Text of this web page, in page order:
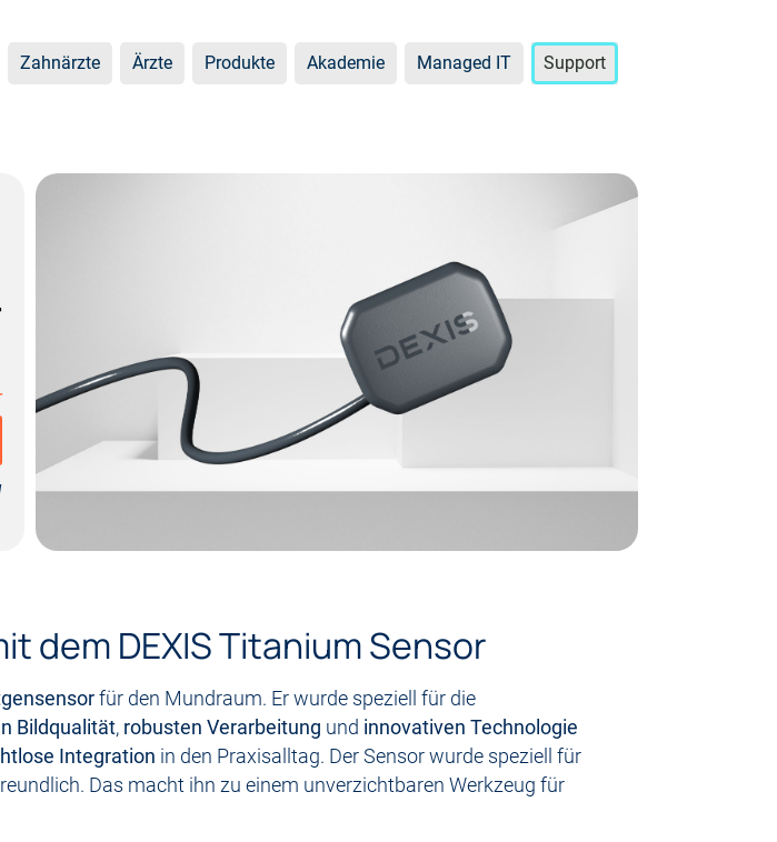
Zahnärzte Ärzte Produkte Akademie Managed IT Support
dem DEXIS Titanium Sensor
für den Mundraum. Er wurde speziell für die
Bildqualität, robusten Verarbeitung und innovativen Technologie
Integration in den Praxisalltag. Der Sensor wurde speziell für
Das macht ihn zu einem unverzichtbaren Werkzeug für